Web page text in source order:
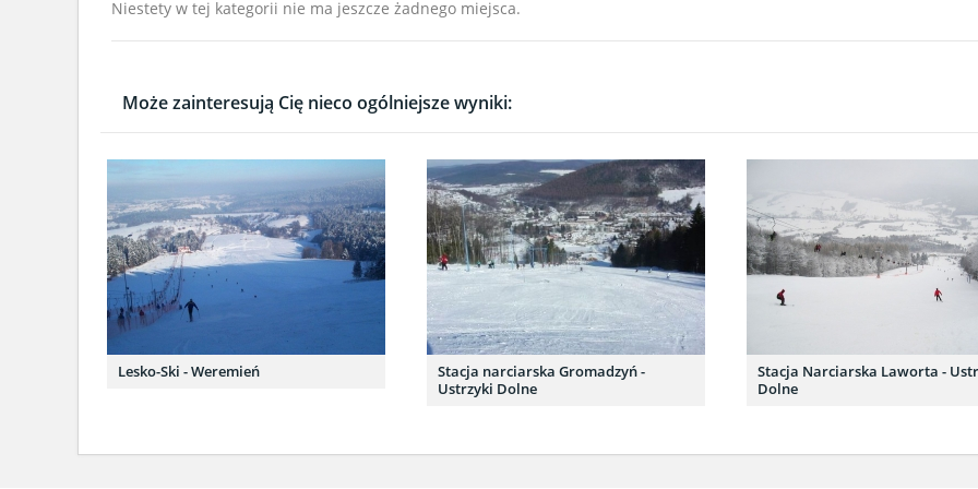
Niestety w tej kategorii nie ma jeszcze żadnego miejsca.
Może zainteresują Cię nieco ogólniejsze wyniki:
Lesko-Ski - Weremień
Stacja narciarska Gromadzyń -
Ustrzyki Dolne
Stacja Narciarska Laworta -
Dolne